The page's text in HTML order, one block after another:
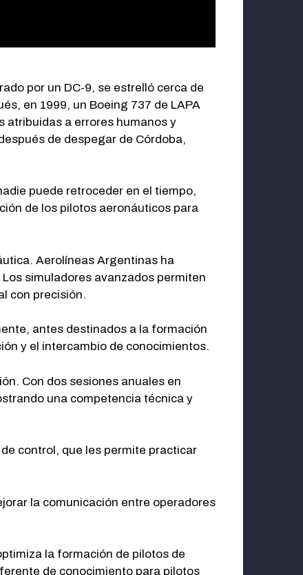
por un DC-9, se estrelló cerca de
en 1999, un Boeing 737 de LAPA
atribuidas a errores humanos y
de despegar de Córdoba,
puede retroceder en el tiempo,
de los pilotos aeronáuticos para
Aerolíneas Argentinas ha
simuladores avanzados permiten
con precisión.
antes destinados a la formación
y el intercambio de conocimientos.
Con dos sesiones anuales en
una competencia técnica y
control, que les permite practicar
la comunicación entre operadores
la formación de pilotos de
de conocimiento para pilotos